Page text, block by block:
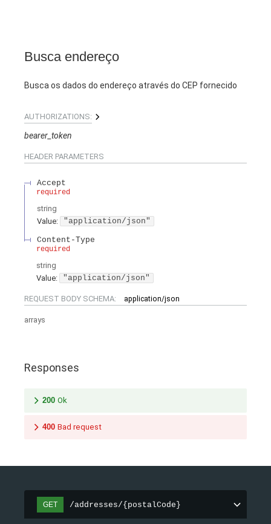
Busca endereço
Busca os dados do endereço através do CEP fornecido
AUTHORIZATIONS:
bearer_token
HEADER PARAMETERS
Accept
required
string
Value: "application/json"
Content-Type
required
string
Value: "application/json"
REQUEST BODY SCHEMA: application/json
arrays
Responses
200 Ok
400 Bad request
GET /addresses/{postalCode}